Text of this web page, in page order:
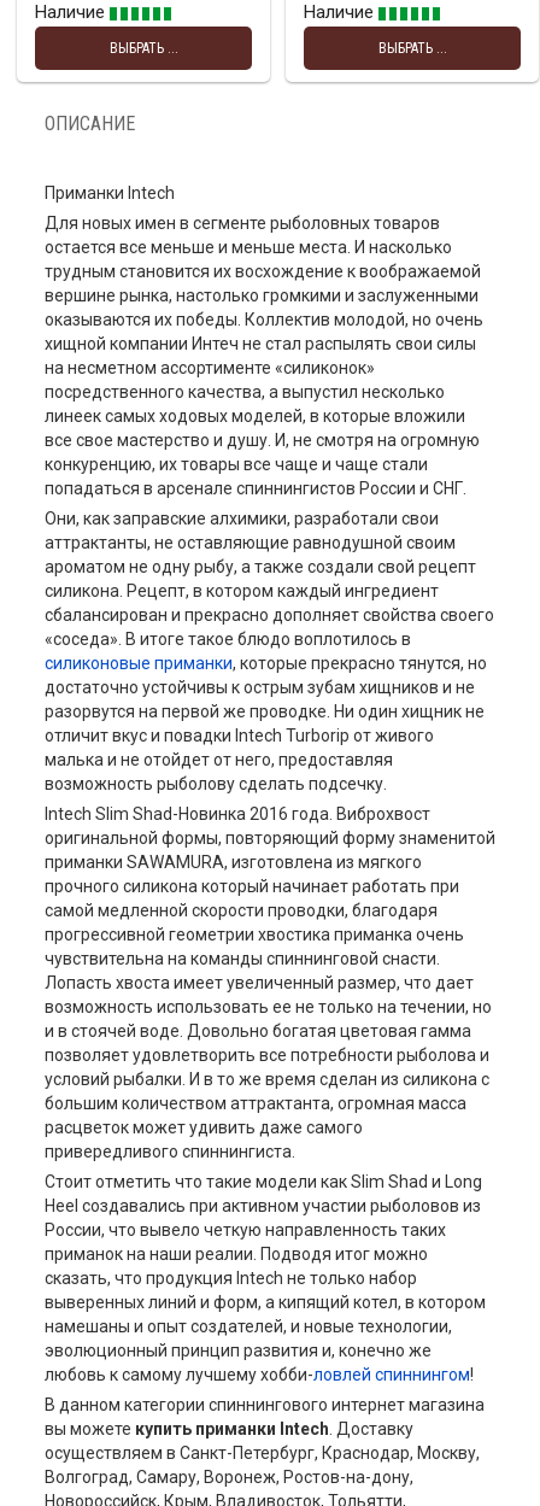
Наличие
ВЫБРАТЬ ...
Наличие
ВЫБРАТЬ ...
ОПИСАНИЕ
Приманки Intech
Для новых имен в сегменте рыболовных товаров
остается все меньше и меньше места. И насколько
трудным становится их восхождение к воображаемой
вершине рынка, настолько громкими и заслуженными
оказываются их победы. Коллектив молодой, но очень
хищной компании Интеч не стал распылять свои силы
на несметном ассортименте «силиконок»
посредственного качества, а выпустил несколько
линеек самых ходовых моделей, в которые вложили
все свое мастерство и душу. И, не смотря на огромную
конкуренцию, их товары все чаще и чаще стали
попадаться в арсенале спиннингистов России и СНГ.
Они, как заправские алхимики, разработали свои
аттрактанты, не оставляющие равнодушной своим
ароматом не одну рыбу, а также создали свой рецепт
силикона. Рецепт, в котором каждый ингредиент
сбалансирован и прекрасно дополняет свойства своего
«соседа». В итоге такое блюдо воплотилось в
силиконовые приманки, которые прекрасно тянутся, но
достаточно устойчивы к острым зубам хищников и не
разорвутся на первой же проводке. Ни один хищник не
отличит вкус и повадки Intech Turborip от живого
малька и не отойдет от него, предоставляя
возможность рыболову сделать подсечку.
Intech Slim Shad-Новинка 2016 года. Виброхвост
оригинальной формы, повторяющий форму знаменитой
приманки SAWAMURA, изготовлена из мягкого
прочного силикона который начинает работать при
самой медленной скорости проводки, благодаря
прогрессивной геометрии хвостика приманка очень
чувствительна на команды спиннинговой снасти.
Лопасть хвоста имеет увеличенный размер, что дает
возможность использовать ее не только на течении, но
и в стоячей воде. Довольно богатая цветовая гамма
позволяет удовлетворить все потребности рыболова и
условий рыбалки. И в то же время сделан из силикона с
большим количеством аттрактанта, огромная масса
расцветок может удивить даже самого
привередливого спиннингиста.
Стоит отметить что такие модели как Slim Shad и Long
Heel создавались при активном участии рыболовов из
России, что вывело четкую направленность таких
приманок на наши реалии. Подводя итог можно
сказать, что продукция Intech не только набор
выверенных линий и форм, а кипящий котел, в котором
намешаны и опыт создателей, и новые технологии,
эволюционный принцип развития и, конечно же
любовь к самому лучшему хобби-ловлей спиннингом!
В данном категории спиннингового интернет магазина
вы можете купить приманки Intech. Доставку
осуществляем в Санкт-Петербург, Краснодар, Москву,
Волгоград, Самару, Воронеж, Ростов-на-дону,
Новороссийск, Крым, Владивосток, Тольятти,